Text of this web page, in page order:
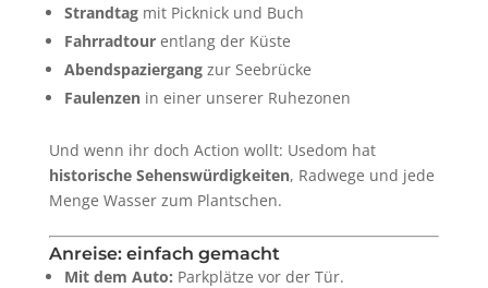
Strandtagmit Picknick und Buch
Fahrradtourentlang der Küste
Abendspaziergangzur Seebrücke
Faulenzenin einer unserer Ruhezonen
Und wenn ihr doch Action wollt: Usedom hat
historische Sehenswürdigkeiten, Radwege und jede
Menge Wasser zum Plantschen.
Anreise: einfach gemacht
Mit dem Auto: Parkplätze vor der Tür.